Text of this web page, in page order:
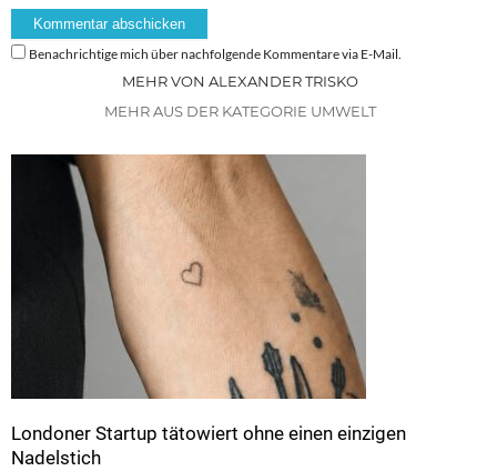
Benachrichtige mich über nachfolgende Kommentare via E-Mail.
MEHR VON ALEXANDER TRISKO
MEHR AUS DER KATEGORIE UMWELT
Londoner Startup tätowiert ohne einen einzigen
Nadelstich